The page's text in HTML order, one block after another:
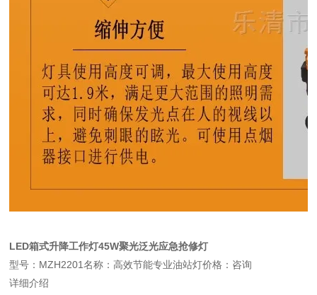
LED箱式升降工作灯45W聚光泛光应急抢修灯
型号：MZH2201名称：高效节能专业油站灯价格：咨询
详细介绍